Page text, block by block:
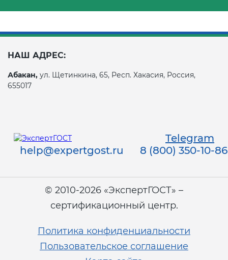
НАШ АДРЕС:
Абакан, ул. Щетинкина, 65, Респ. Хакасия, Россия,
655017
Telegram
help@expertgost.ru
8 (800) 350-10-86
© 2010-2026 «ЭкспертГОСТ» –
сертификационный центр.
Политика конфиденциальности
Пользовательское соглашение